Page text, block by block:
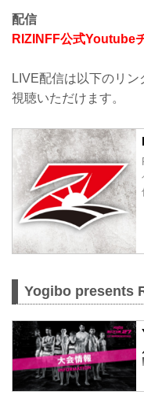
配信
RIZINFF公式Youtube
LIVE配信は以下のリ
視聴いただけます。
Yogibo presents